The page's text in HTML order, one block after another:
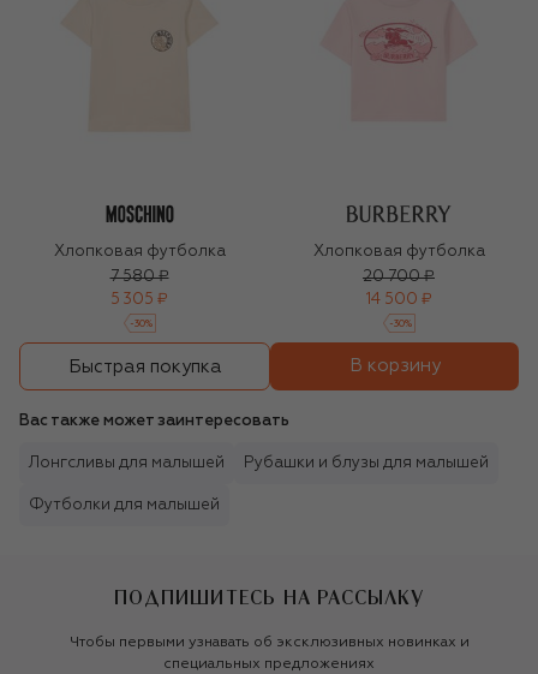
Хлопковая футболка
7 580 ₽
5 305 ₽
-30%
Хлопковая футболка
20 700 ₽
14 500 ₽
-30%
Быстрая покупка В корзину
Вас также может заинтересовать
Лонгсливы для малышей Рубашки и блузы для малышей
Футболки для малышей
ПОДПИШИТЕСЬ НА РАССЫЛКУ
Чтобы первыми узнавать об эксклюзивных новинках и
специальных предложениях